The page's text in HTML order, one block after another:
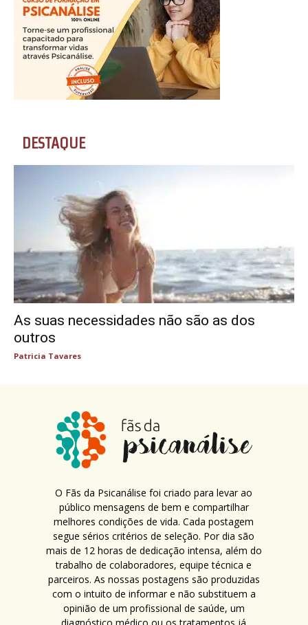
DESTAQUE
As suas necessidades não são as dos
outros
Patricia Tavares
O Fãs da Psicanálise foi criado para levar ao
público mensagens de bem e compartilhar
melhores condições de vida. Cada postagem
segue sérios critérios de seleção. Por dia são
mais de 12 horas de dedicação intensa, além do
trabalho de colaboradores, equipe técnica e
parceiros. As nossas postagens são produzidas
com o intuito de informar e não substituem a
opinião de um profissional de saúde, um